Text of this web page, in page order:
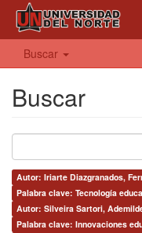
Buscar
Buscar
Autor: Iriarte Diazgranados,
Palabra clave: Tecnología
Autor: Silveira Sartori,
Palabra clave: Innovaciones